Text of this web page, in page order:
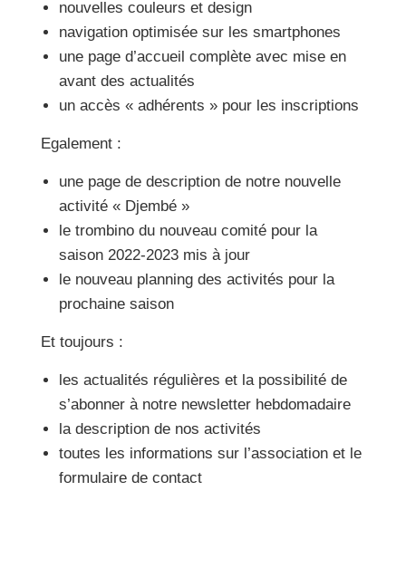
nouvelles couleurs et design
navigation optimisée sur les smartphones
une page d’accueil complète avec mise en
avant des actualités
un accès « adhérents » pour les inscriptions
Egalement :
une page de description de notre nouvelle
activité « Djembé »
le trombino du nouveau comité pour la
saison 2022-2023 mis à jour
le nouveau planning des activités pour la
prochaine saison
Et toujours :
les actualités régulières et la possibilité de
s’abonner à notre newsletter hebdomadaire
la description de nos activités
toutes les informations sur l’association et le
formulaire de contact